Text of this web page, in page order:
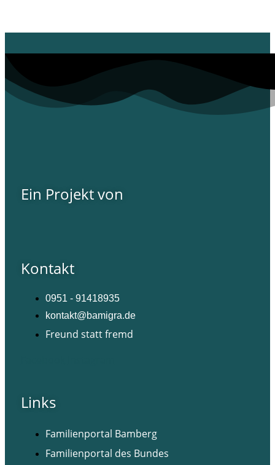
Ein Projekt von
Kontakt
0951 - 91418935
kontakt@bamigra.de
Freund statt fremd
Links
Familienportal Bamberg
Familienportal des Bundes